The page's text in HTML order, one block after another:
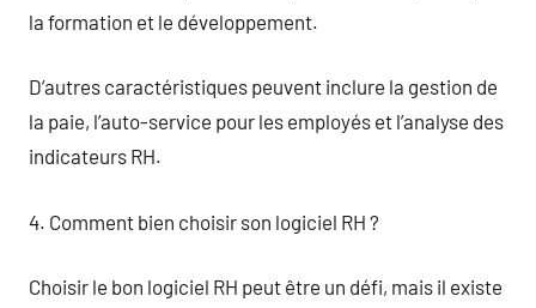
la formation et le développement.
D’autres caractéristiques peuvent inclure la gestion de
la paie, l’auto-service pour les employés et l’analyse des
indicateurs RH.
4. Comment bien choisir son logiciel RH ?
Choisir le bon logiciel RH peut être un défi, mais il existe